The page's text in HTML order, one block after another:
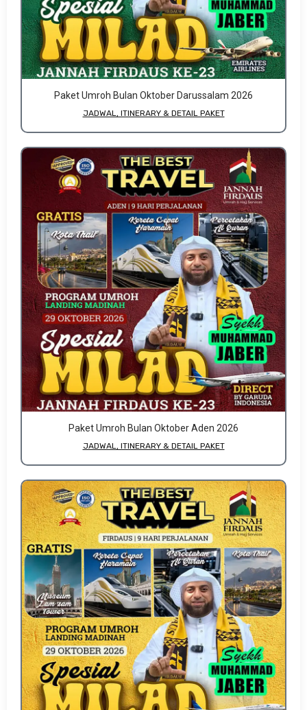
Paket Umroh Bulan Oktober Darussalam 2026
JADWAL, ITINERARY & DETAIL PAKET
Paket Umroh Bulan Oktober Aden 2026
JADWAL, ITINERARY & DETAIL PAKET